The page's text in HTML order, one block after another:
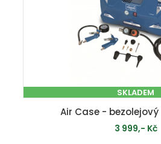
SKLADEM
Air Case -
3 999,- Kč